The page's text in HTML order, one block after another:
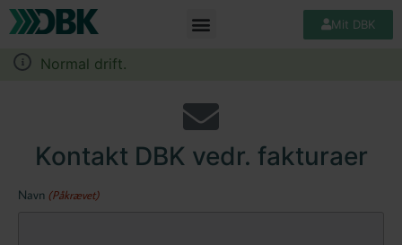
Mit DBK
Normal drift.
Kontakt DBK vedr. fakturaer
Navn (Påkrævet)